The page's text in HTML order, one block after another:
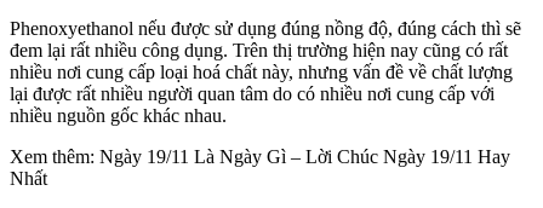
Phenoxyethanol nếu được sử dụng đúng nồng độ, đúng cách thì sẽ
đem lại rất nhiều công dụng. Trên thị trường hiện nay cũng có rất
nhiều nơi cung cấp loại hoá chất này, nhưng vấn đề về chất lượng
lại được rất nhiều người quan tâm do có nhiều nơi cung cấp với
nhiều nguồn gốc khác nhau.
Xem thêm: Ngày 19/11 Là Ngày Gì – Lời Chúc Ngày 19/11 Hay
Nhất